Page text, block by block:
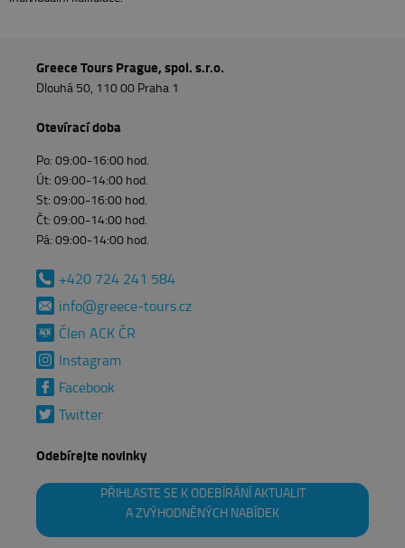
Greece Tours Prague, spol. s.r.o.
Dlouhá 50, 110 00 Praha 1
Otevírací doba
Po: 09:00-16:00 hod.
Út: 09:00-14:00 hod.
St: 09:00-16:00 hod.
Čt: 09:00-14:00 hod.
Pá: 09:00-14:00 hod.
+420 724 241 584
Facebook
info@greece-tours.cz
Twitter
Člen ACK ČR
Instagram
Odebírejte novinky
PŘIHLASTE SE K ODEBÍRÁNÍ AKTUALIT
A ZVÝHODNĚNÝCH NABÍDEK